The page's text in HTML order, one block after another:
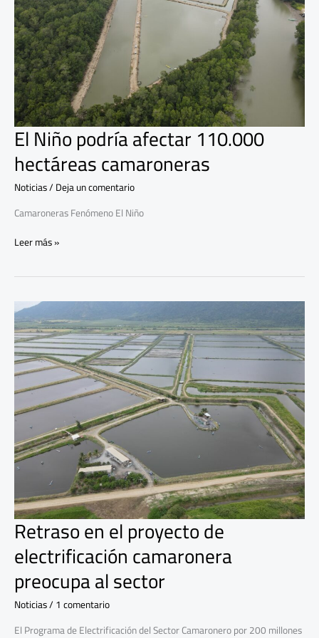
El Niño podría afectar 110.000
hectáreas camaroneras
Noticias/Deja un comentario
Camaroneras Fenómeno El Niño
Leer más »
Retraso en el proyecto de
electrificación camaronera
preocupa al sector
Noticias/1 comentario
El Programa de Electrificación del Sector Camaronero por 200 millones
Retraso
en
el
proyecto
de
electrificación
camaronera
preocupa
al
sector